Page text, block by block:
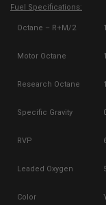
Fuel Specifications:
Octane – R+M/2
Motor Octane
Research Octane
Specific Gravity
RVP
Leaded Oxygen
Color